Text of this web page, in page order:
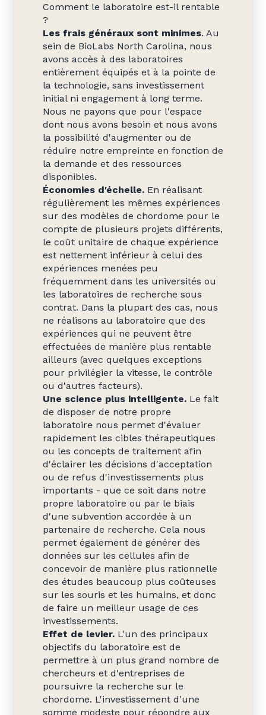
Comment le laboratoire est-il rentable
?
Les frais généraux sont minimes. Au
sein de BioLabs North Carolina, nous
avons accès à des laboratoires
entièrement équipés et à la pointe de
la technologie, sans investissement
initial ni engagement à long terme.
Nous ne payons que pour l'espace
dont nous avons besoin et nous avons
la possibilité d'augmenter ou de
réduire notre empreinte en fonction de
la demande et des ressources
disponibles.
Économies d'échelle. En réalisant
régulièrement les mêmes expériences
sur des modèles de chordome pour le
compte de plusieurs projets différents,
le coût unitaire de chaque expérience
est nettement inférieur à celui des
expériences menées peu
fréquemment dans les universités ou
les laboratoires de recherche sous
contrat. Dans la plupart des cas, nous
ne réalisons au laboratoire que des
expériences qui ne peuvent être
effectuées de manière plus rentable
ailleurs (avec quelques exceptions
pour privilégier la vitesse, le contrôle
ou d'autres facteurs).
Une science plus intelligente. Le fait
de disposer de notre propre
laboratoire nous permet d'évaluer
rapidement les cibles thérapeutiques
ou les concepts de traitement afin
d'éclairer les décisions d'acceptation
ou de refus d'investissements plus
importants - que ce soit dans notre
propre laboratoire ou par le biais
d'une subvention accordée à un
partenaire de recherche. Cela nous
permet également de générer des
données sur les cellules afin de
concevoir de manière plus rationnelle
des études beaucoup plus coûteuses
sur les souris et les humains, et donc
de faire un meilleur usage de ces
investissements.
Effet de levier. L'un des principaux
objectifs du laboratoire est de
permettre à un plus grand nombre de
chercheurs et d'entreprises de
poursuivre la recherche sur le
chordome. L'investissement d'une
somme modeste pour répondre aux